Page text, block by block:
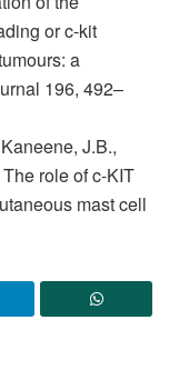
or c-kit
a
196, 492–
J.B.,
role of c-KIT
mast cell